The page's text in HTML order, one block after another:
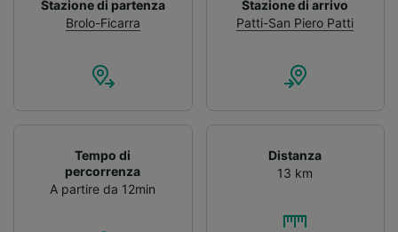
Stazione di partenza
Brolo-Ficarra
Stazione di arrivo
Patti-San Piero Patti
Tempo di
percorrenza
A partire da 12min
Distanza
13 km